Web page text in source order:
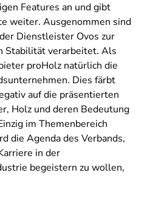
Features an und gibt
weiter. Ausgenommen sind
Dienstleister Ovos zur
Stabilität verarbeitet. Als
proHolz natürlich die
Dies färbt
auf die präsentierten
Holz und deren Bedeutung
im Themenbereich
die Agenda des Verbands,
in der
begeistern zu wollen,